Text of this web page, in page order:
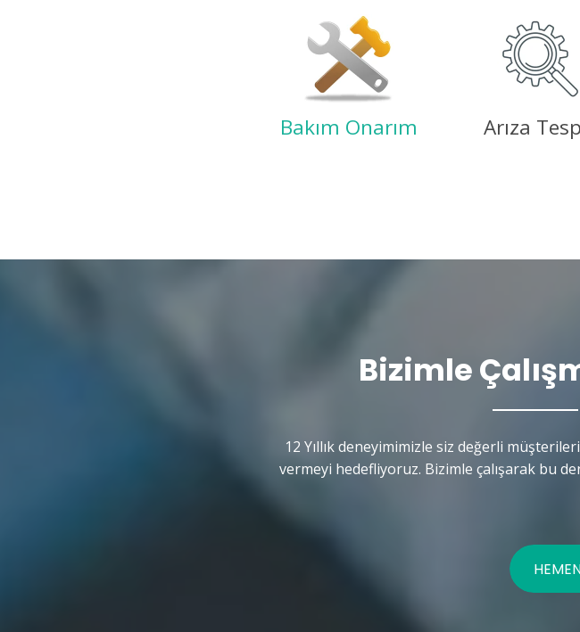
Bakım Onarım Arıza
Bizimle
12 Yıllık deneyimimizle siz değerli
vermeyi hedefliyoruz. Bizimle çalışarak bu